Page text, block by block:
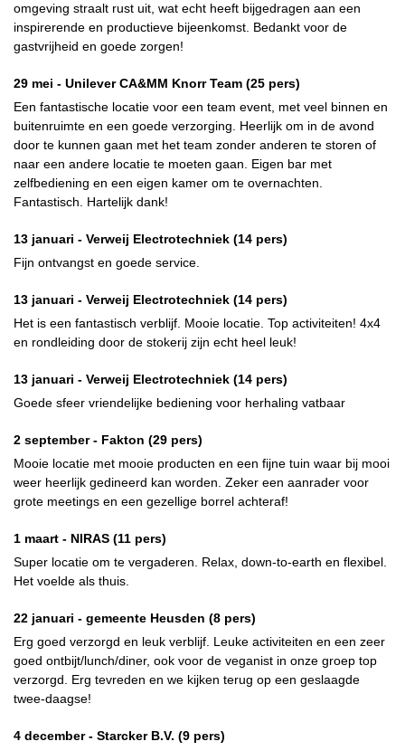
omgeving straalt rust uit, wat echt heeft bijgedragen aan een
inspirerende en productieve bijeenkomst. Bedankt voor de
gastvrijheid en goede zorgen!
29 mei - Unilever CA&MM Knorr Team (25 pers)
Een fantastische locatie voor een team event, met veel binnen en
buitenruimte en een goede verzorging. Heerlijk om in de avond
door te kunnen gaan met het team zonder anderen te storen of
naar een andere locatie te moeten gaan. Eigen bar met
zelfbediening en een eigen kamer om te overnachten.
Fantastisch. Hartelijk dank!
13 januari - Verweij Electrotechniek (14 pers)
Fijn ontvangst en goede service.
13 januari - Verweij Electrotechniek (14 pers)
Het is een fantastisch verblijf. Mooie locatie. Top activiteiten! 4x4
en rondleiding door de stokerij zijn echt heel leuk!
13 januari - Verweij Electrotechniek (14 pers)
Goede sfeer vriendelijke bediening voor herhaling vatbaar
2 september - Fakton (29 pers)
Mooie locatie met mooie producten en een fijne tuin waar bij mooi
weer heerlijk gedineerd kan worden. Zeker een aanrader voor
grote meetings en een gezellige borrel achteraf!
1 maart - NIRAS (11 pers)
Super locatie om te vergaderen. Relax, down-to-earth en flexibel.
Het voelde als thuis.
22 januari - gemeente Heusden (8 pers)
Erg goed verzorgd en leuk verblijf. Leuke activiteiten en een zeer
goed ontbijt/lunch/diner, ook voor de veganist in onze groep top
verzorgd. Erg tevreden en we kijken terug op een geslaagde
twee-daagse!
4 december - Starcker B.V. (9 pers)